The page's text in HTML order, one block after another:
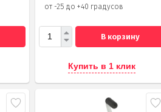
от -25 до +40 градусов
В корзину
Купить в 1 клик